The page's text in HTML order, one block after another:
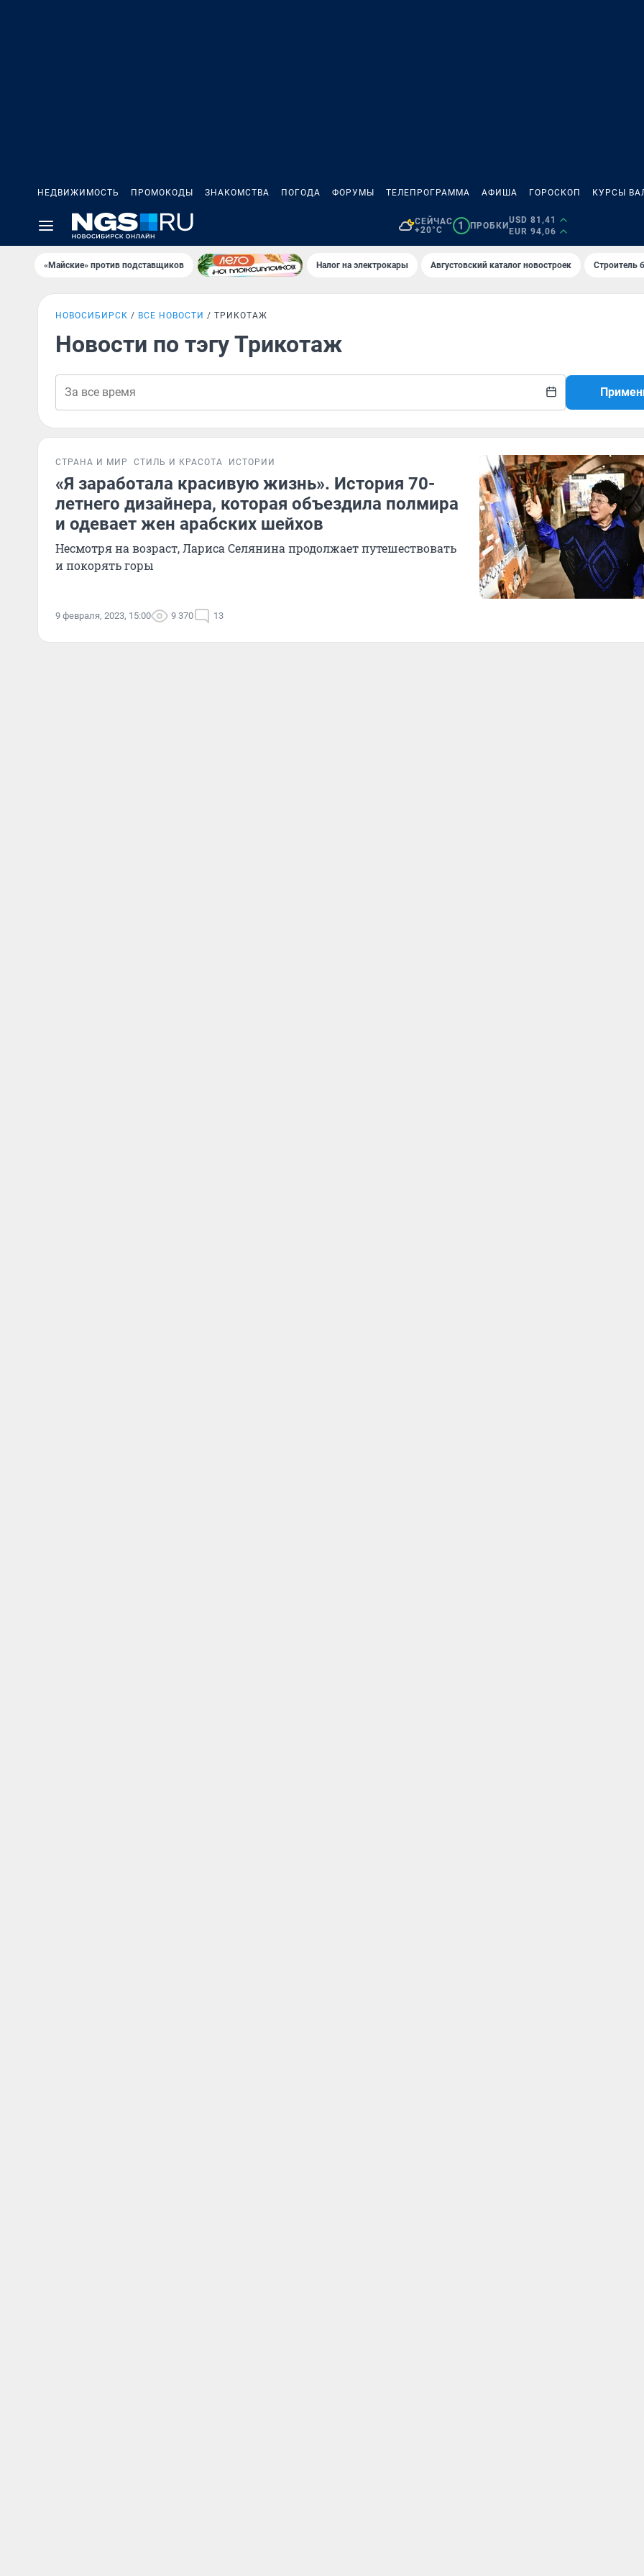
НЕДВИЖИМОСТЬ ПРОМОКОДЫ ЗНАКОМСТВА ПОГОДА ФОРУМЫ ТЕЛЕПРОГРАММА АФИША ГОРОСКОП КУРСЫ
СЕЙЧАС
+20°C
1 ПРОБКИ
USD 81,41
EUR 94,06
«Майские» против подставщиков Налог на электрокары Августовский каталог новостроек Строитель
НОВОСИБИРСК ВСЕ НОВОСТИ ТРИКОТАЖ
Новости по тэгу Трикотаж
СТРАНА И МИР СТИЛЬ И КРАСОТА ИСТОРИИ
«Я заработала красивую жизнь». История 70-
летнего дизайнера, которая объездила полмира
и одевает жен арабских шейхов
Несмотря на возраст, Лариса Селянина продолжает путешествовать
и покорять горы
9 февраля, 2023, 15:00 9 370 13